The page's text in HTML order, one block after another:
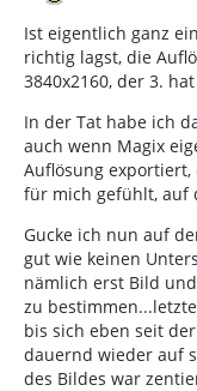
Ist eigentlich ganz
richtig lagst, die
3840x2160, der 3.
In der Tat habe ich
auch wenn Magix
Auflösung exportiert,
für mich gefühlt, auf
Gucke ich nun auf
gut wie keinen
nämlich erst Bild
zu
bis sich eben seit
dauernd wieder auf
des Bildes war